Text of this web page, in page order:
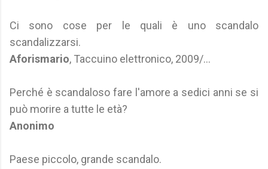
Ci sono cose per le quali è uno scandalo
scandalizzarsi.
Aforismario, Taccuino elettronico, 2009/...
Perché è scandaloso fare l'amore a sedici anni se si
può morire a tutte le età?
Anonimo
Paese piccolo, grande scandalo.